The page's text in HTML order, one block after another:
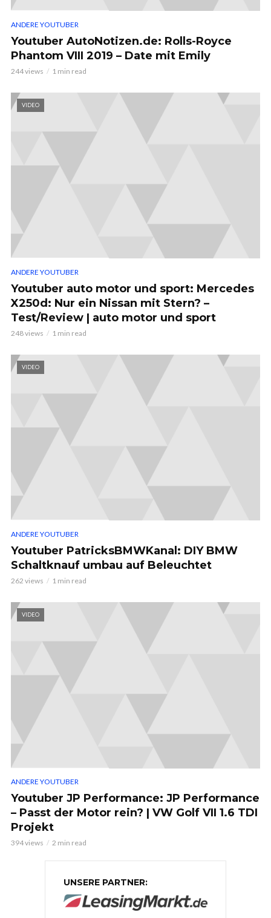
ANDERE YOUTUBER
Youtuber AutoNotizen.de: Rolls-Royce
Phantom VIII 2019 – Date mit Emily
244 views 1 min read
VIDEO
ANDERE YOUTUBER
Youtuber auto motor und sport: Mercedes
X250d: Nur ein Nissan mit Stern? –
Test/Review | auto motor und sport
248 views 1 min read
VIDEO
ANDERE YOUTUBER
Youtuber PatricksBMWKanal: DIY BMW
Schaltknauf umbau auf Beleuchtet
262 views 1 min read
VIDEO
ANDERE YOUTUBER
Youtuber JP Performance: JP Performance
– Passt der Motor rein? | VW Golf VII 1.6 TDI
Projekt
394 views 2 min read
UNSERE PARTNER: